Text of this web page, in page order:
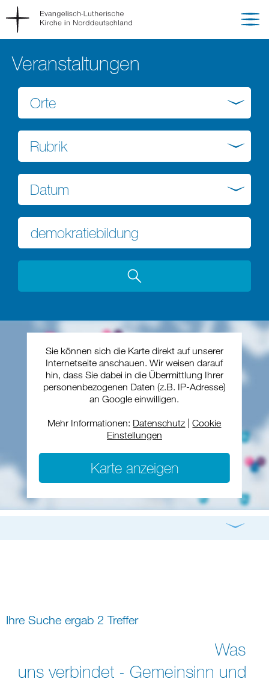
Veranstaltungen
Orte
Rubrik
Datum
Sie können sich die Karte direkt auf unserer
Internetseite anschauen. Wir weisen darauf
hin, dass Sie dabei in die Übermittlung Ihrer
personenbezogenen Daten (z.B. IP-Adresse)
an Google einwilligen.
Mehr Informationen: Datenschutz |Cookie
Einstellungen
Karte anzeigen
Ihre Suche ergab 2 Treffer
Was
uns verbindet - Gemeinsinn und